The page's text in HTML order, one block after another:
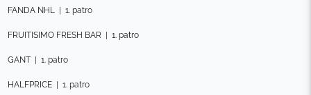
FANDA NHL | 1. patro
FRUITISIMO FRESH BAR | 1. patro
GANT | 1. patro
HALFPRICE | 1. patro